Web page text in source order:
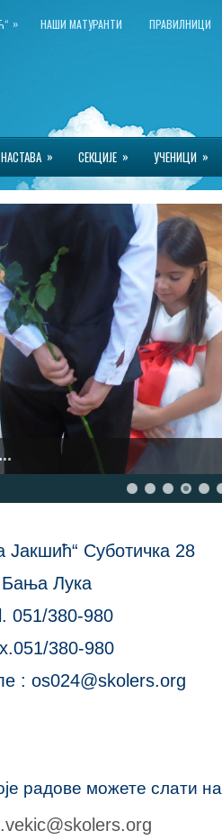
» НАШИ МАТУРАНТИ ПРАВИЛНИЦИ
НАСТАВА » СЕКЦИЈЕ » УЧЕНИЦИ »
Суботичка 28
Бања Лука
051/380-980
380-980
: os024@skolers.org
радове можете слати на